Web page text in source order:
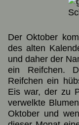
Der Oktober
des alten
und daher der
ein Reifchen.
Reifchen ein
Eis war, der zu
verwelkte
Oktober und